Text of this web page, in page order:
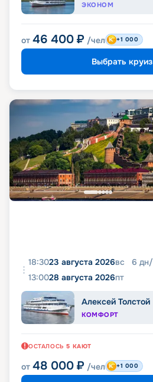
ЭКОНОМ
от 46 400 ₽ /чел +1 000
Выбрать круиз
18:3023 августа 2026вс 6 дн/
13:0028 августа 2026пт
Алексей Толстой
КОМФОРТ
ОСТАЛОСЬ 5 КАЮТ
от 48 000 ₽ /чел +1 000